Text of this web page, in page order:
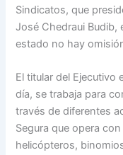
Sindicatos, que
José Chedraui Budib,
estado no hay
El titular del Ejecutivo
día, se trabaja para
través de diferentes
Segura que opera
helicópteros,